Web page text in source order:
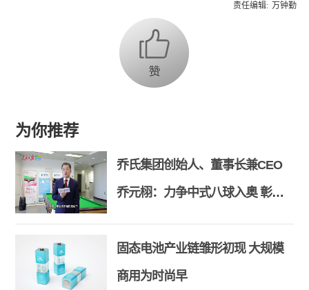
责任编辑: 万钟勤
为你推荐
乔氏集团创始人、董事长兼CEO
乔元栩：力争中式八球入奥 彰显
和合共生精神
固态电池产业链雏形初现 大规模
商用为时尚早